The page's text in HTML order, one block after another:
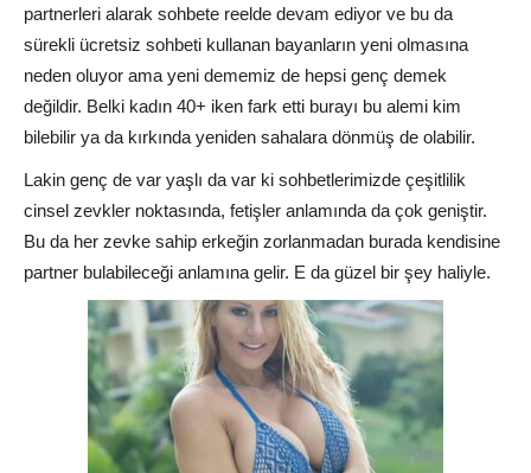
partnerleri alarak sohbete reelde devam ediyor ve bu da
sürekli ücretsiz sohbeti kullanan bayanların yeni olmasına
neden oluyor ama yeni dememiz de hepsi genç demek
değildir. Belki kadın 40+ iken fark etti burayı bu alemi kim
bilebilir ya da kırkında yeniden sahalara dönmüş de olabilir.
Lakin genç de var yaşlı da var ki sohbetlerimizde çeşitlilik
cinsel zevkler noktasında, fetişler anlamında da çok geniştir.
Bu da her zevke sahip erkeğin zorlanmadan burada kendisine
partner bulabileceği anlamına gelir. E da güzel bir şey haliyle.